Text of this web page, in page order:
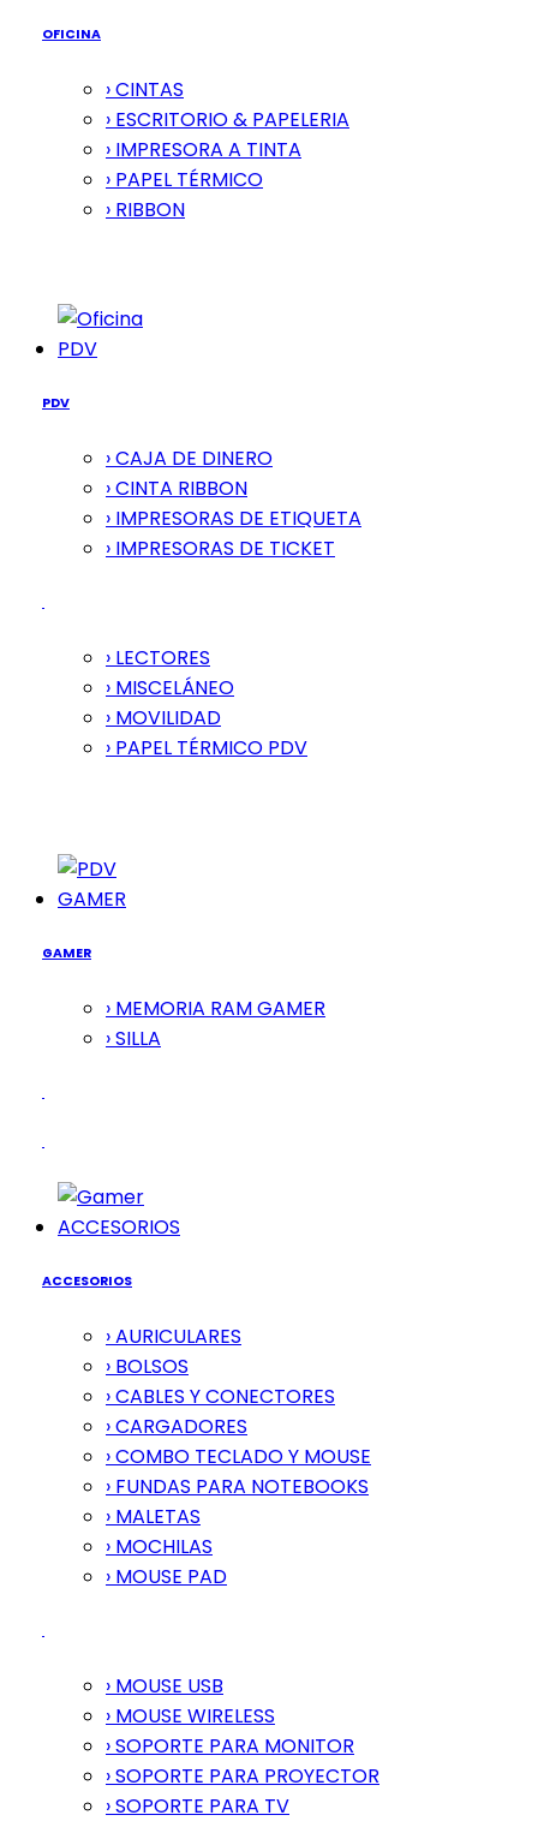
OFICINA
› CINTAS
› ESCRITORIO & PAPELERIA
› IMPRESORA A TINTA
› PAPEL TÉRMICO
› RIBBON
PDV
PDV
› CAJA DE DINERO
› CINTA RIBBON
› IMPRESORAS DE ETIQUETA
› IMPRESORAS DE TICKET
› LECTORES
› MISCELÁNEO
› MOVILIDAD
› PAPEL TÉRMICO PDV
GAMER
GAMER
› MEMORIA RAM GAMER
› SILLA
ACCESORIOS
ACCESORIOS
› AURICULARES
› BOLSOS
› CABLES Y CONECTORES
› CARGADORES
› COMBO TECLADO Y MOUSE
› FUNDAS PARA NOTEBOOKS
› MALETAS
› MOCHILAS
› MOUSE PAD
› MOUSE USB
› MOUSE WIRELESS
› SOPORTE PARA MONITOR
› SOPORTE PARA PROYECTOR
› SOPORTE PARA TV